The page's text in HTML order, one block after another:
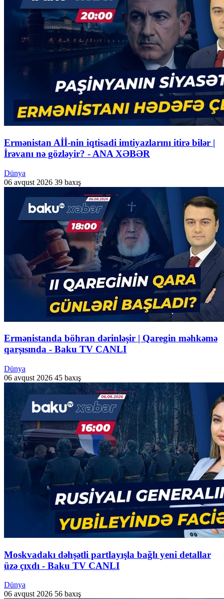
Ermənistan Aİİ-nin iqtisadi imtiyazlarını itirə bilər |
İrəvanı nə gözləyir? - ANA XƏBƏR
Dünya
06 avqust 2026 39 baxış
Ermənistanda böhran dərinləşir | Qaregin məhkəmə
qarşısında - Baku TV CANLI
Dünya
06 avqust 2026 45 baxış
Moskvadakı dəhşətli partlayışla bağlı yeni detallar
üzə çıxdı - Baku TV CANLI
Dünya
06 avqust 2026 56 baxış